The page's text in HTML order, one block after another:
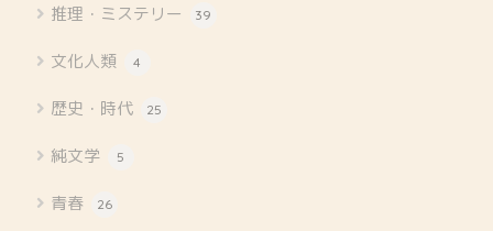
推理・ミステリー 39
文化人類 4
歴史・時代 25
純文学 5
青春 26